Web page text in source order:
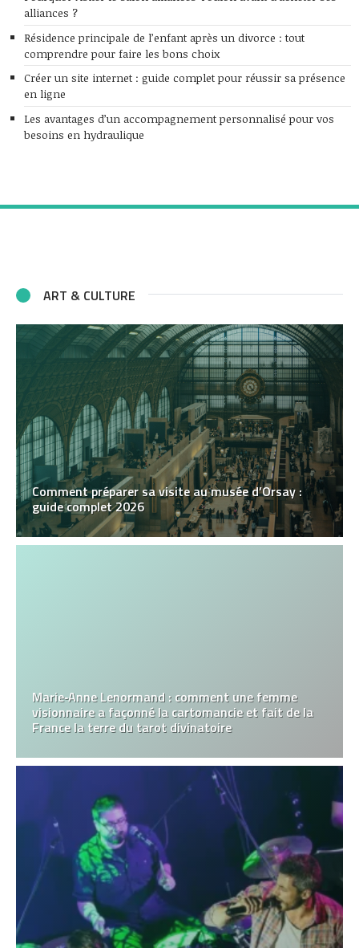
alliances ?
Résidence principale de l’enfant après un divorce : tout
comprendre pour faire les bons choix
Créer un site internet : guide complet pour réussir sa présence
en ligne
Les avantages d’un accompagnement personnalisé pour vos
besoins en hydraulique
ART & CULTURE
Comment préparer sa visite au musée d’Orsay :
guide complet 2026
Marie‑Anne Lenormand : comment une femme
visionnaire a façonné la cartomancie et fait de la
France la terre du tarot divinatoire